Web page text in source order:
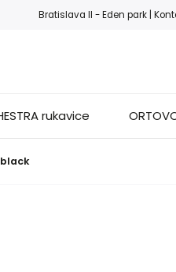
Bratislava II - Eden park |
rukavice
black